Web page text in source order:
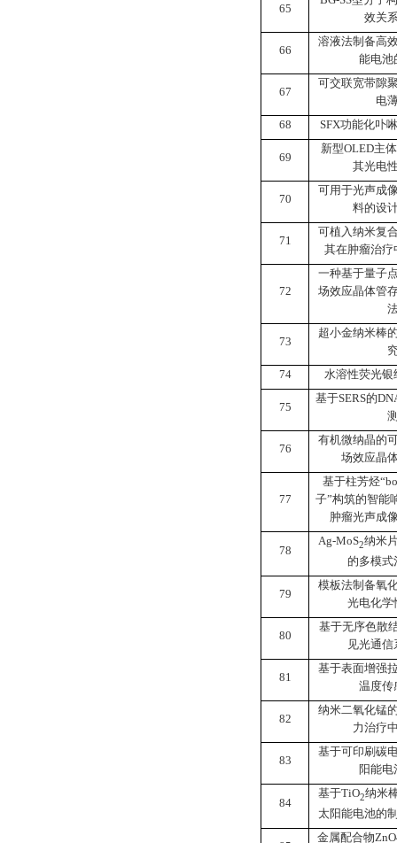
65
效关
66
溶液法制备高
能电池
67
可交联宽带隙
电
68
SFX功能化卟
69
新型OLED主
其光电
70
可用于光声成
料的设
71
可植入纳米复
其在肿瘤治疗
72
一种基于量子
场效应晶体管
73
超小金纳米棒
74
水溶性荧光银
75
基于SERS的
76
有机微纳晶的
场效应晶
77
基于柱芳烃
子”构筑的智能
肿瘤光声成
78
Ag-MoS2纳米
的多模式
79
模板法制备氧
光电化学
80
基于无序色散
见光通
81
基于表面增强
温度传
82
纳米二氧化锰
力治疗
83
基于可印刷碳
阳能电
84
基于TiO2纳米
太阳能电池的
金属配合物